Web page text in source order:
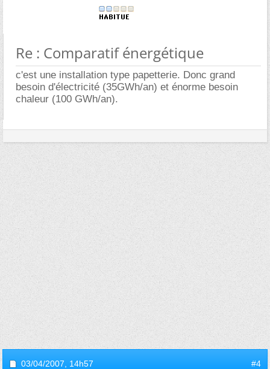
Re : Comparatif énergétique
c'est une installation type papetterie. Donc grand
besoin d'électricité (35GWh/an) et énorme besoin
chaleur (100 GWh/an).
03/04/2007, 14h57 #4